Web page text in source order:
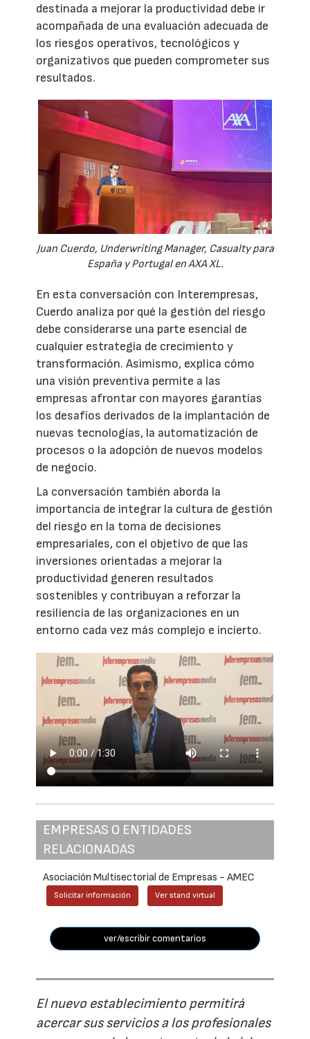
destinada a mejorar la productividad debe ir
acompañada de una evaluación adecuada de
los riesgos operativos, tecnológicos y
organizativos que pueden comprometer sus
resultados.
Juan Cuerdo, Underwriting Manager, Casualty para
España y Portugal en AXA XL.
En esta conversación con Interempresas,
Cuerdo analiza por qué la gestión del riesgo
debe considerarse una parte esencial de
cualquier estrategia de crecimiento y
transformación. Asimismo, explica cómo
una visión preventiva permite a las
empresas afrontar con mayores garantías
los desafíos derivados de la implantación de
nuevas tecnologías, la automatización de
procesos o la adopción de nuevos modelos
de negocio.
La conversación también aborda la
importancia de integrar la cultura de gestión
del riesgo en la toma de decisiones
empresariales, con el objetivo de que las
inversiones orientadas a mejorar la
productividad generen resultados
sostenibles y contribuyan a reforzar la
resiliencia de las organizaciones en un
entorno cada vez más complejo e incierto.
EMPRESAS O ENTIDADES
RELACIONADAS
Asociación Multisectorial de Empresas - AMEC
Solicitar información Ver stand virtual
ver/escribir comentarios
El nuevo establecimiento permitirá
acercar sus servicios a los profesionales